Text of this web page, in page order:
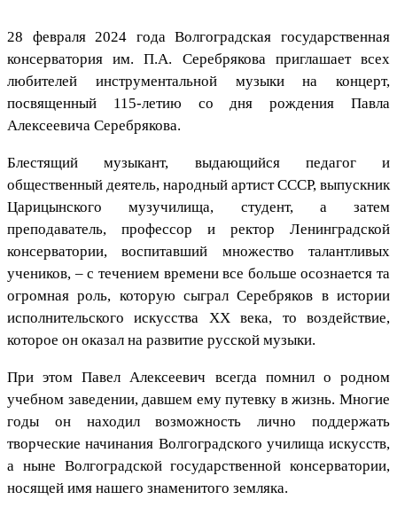
28 февраля 2024 года Волгоградская государственная
консерватория им. П.А. Серебрякова приглашает всех
любителей инструментальной музыки на концерт,
посвященный 115-летию со дня рождения Павла
Алексеевича Серебрякова.
Блестящий музыкант, выдающийся педагог и
общественный деятель, народный артист СССР, выпускник
Царицынского музучилища, студент, а затем
преподаватель, профессор и ректор Ленинградской
консерватории, воспитавший множество талантливых
учеников, – с течением времени все больше осознается та
огромная роль, которую сыграл Серебряков в истории
исполнительского искусства ХХ века, то воздействие,
которое он оказал на развитие русской музыки.
При этом Павел Алексеевич всегда помнил о родном
учебном заведении, давшем ему путевку в жизнь. Многие
годы он находил возможность лично поддержать
творческие начинания Волгоградского училища искусств,
а ныне Волгоградской государственной консерватории,
носящей имя нашего знаменитого земляка.